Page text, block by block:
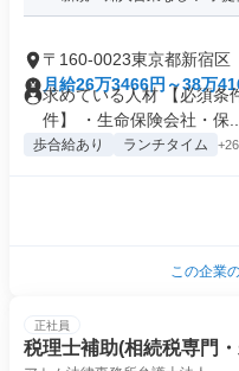
〒160-0023東京都新宿区
月給26万3466円～38万
求めている人材 【必須条
件】 ・生命保険会社・保...
歩合給あり ランチタイム
この企業
正社員
税理士補助(相続税専門